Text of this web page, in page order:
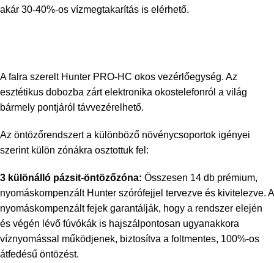
akár 30-40%-os vízmegtakarítás is elérhető.
A falra szerelt Hunter PRO-HC okos vezérlőegység. Az
esztétikus dobozba zárt elektronika okostelefonról a világ
bármely pontjáról távvezérelhető.
Az öntözőrendszert a különböző növénycsoportok igényei
szerint külön zónákra osztottuk fel:
3 különálló pázsit-öntözőzóna: Összesen 14 db prémium,
nyomáskompenzált Hunter szórófejjel tervezve és kivitelezve. A
nyomáskompenzált fejek garantálják, hogy a rendszer elején
és végén lévő fúvókák is hajszálpontosan ugyanakkora
víznyomással működjenek, biztosítva a foltmentes, 100%-os
átfedésű öntözést.